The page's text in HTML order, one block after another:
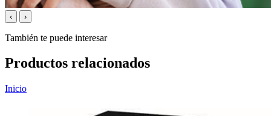
‹ ›
También te puede interesar
Productos relacionados
Inicio